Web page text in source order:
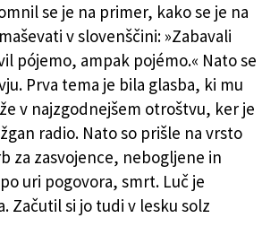
se je na primer, kako se je na
v slovenščini: »Zabavali
pójemo, ampak pojémo.« Nato se
Prva tema je bila glasba, ki mu
v najzgodnejšem otroštvu, ker je
radio. Nato so prišle na vrsto
za zasvojence, nebogljene in
uri pogovora, smrt. Luč je
Začutil si jo tudi v lesku solz